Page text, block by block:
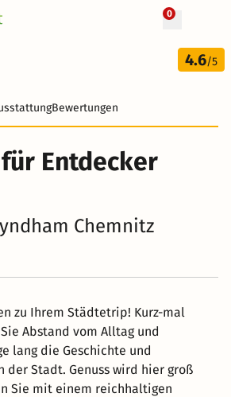
0
2 Tage
41 €
4.6/5
Bewertungen
Entdecker
Chemnitz
zu Ihrem Städtetrip! Kurz-mal
Abstand vom Alltag und
lang die Geschichte und
der Stadt. Genuss wird hier groß
Sie mit einem reichhaltigen